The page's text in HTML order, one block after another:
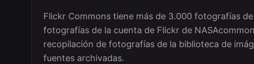
Flickr Commons tiene más de 3.000 fotografías
fotografías de la cuenta de Flickr de
recopilación de fotografías de la biblioteca de
fuentes archivadas.